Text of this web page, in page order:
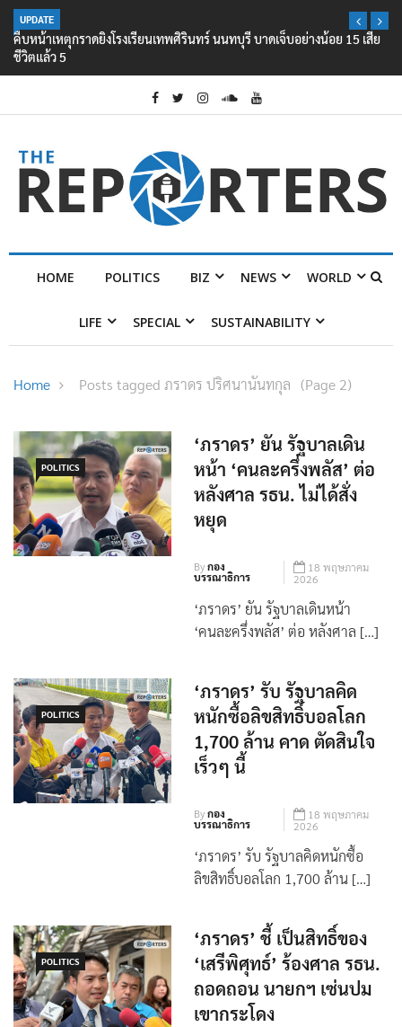
UPDATE
คืบหน้าเหตุกราดยิงโรงเรียนเทพศิรินทร์ นนทบุรี บาดเจ็บอย่างน้อย 15 เสีย
ชีวิตแล้ว 5
HOME POLITICS BIZ NEWS WORLD
LIFE SPECIAL SUSTAINABILITY
Home Posts tagged ภราดร ปริศนานันทกุล (Page 2)
POLITICS
‘ภราดร’ ยัน รัฐบาลเดิน
หน้า ‘คนละครึ่งพลัส’ ต่อ
หลังศาล รธน. ไม่ได้สั่ง
หยุด
Byกอง
บรรณาธิการ
18 พฤษภาคม
2026
‘ภราดร’ ยัน รัฐบาลเดินหน้า
‘คนละครึ่งพลัส’ ต่อ หลังศาล […]
POLITICS
‘ภราดร’ รับ รัฐบาลคิด
หนักซื้อลิขสิทธิ์บอลโลก
1,700 ล้าน คาด ตัดสินใจ
เร็วๆ นี้
Byกอง
บรรณาธิการ
18 พฤษภาคม
2026
‘ภราดร’ รับ รัฐบาลคิดหนักซื้อ
ลิขสิทธิ์บอลโลก 1,700 ล้าน […]
POLITICS
‘ภราดร’ ชี้ เป็นสิทธิ์ของ
‘เสรีพิศุทธ์’ ร้องศาล รธน.
ถอดถอน นายกฯ เซ่นปม
เขากระโดง